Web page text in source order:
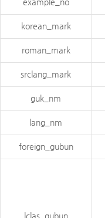
korean_mark
roman_mark
srclang_mark
guk_nm
lang_nm
foreign_gubun
lclas_gubun